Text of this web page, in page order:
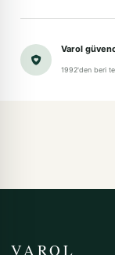
Varol
1992'den beri
VAROL